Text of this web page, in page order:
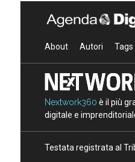
About Autori Tags
Nextwork360 è il più
digitale e
Testata registrata al